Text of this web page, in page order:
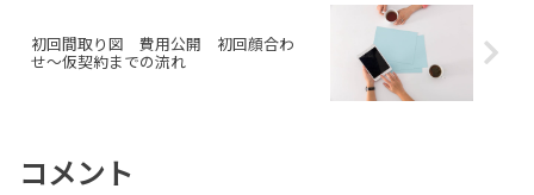
初回間取り図 費用公開 初回顔合わ
せ〜仮契約までの流れ
コメント